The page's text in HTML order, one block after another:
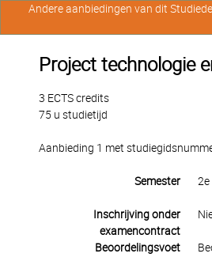
Project technologie
3 ECTS credits
75 u studietijd
Aanbieding 1 met
Semester 2e
Inschrijving onder
examencontract
Beoordelingsvoet
Andere aanbiedingen van dit